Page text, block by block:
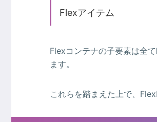
Flexアイテム
Flexコンテナの子要素は全て
ます。
これらを踏まえた上で、